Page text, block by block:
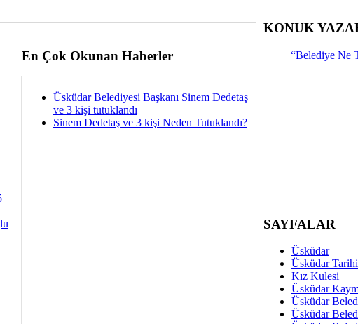
En Çok Okunan Haberler
Üsküdar Belediyesi Başkanı Sinem Dedetaş
ve 3 kişi tutuklandı
Sinem Dedetaş ve 3 kişi Neden Tutuklandı?
KONUK
“Belediye Ne
Dünya
SAYFALAR
Üsküdar
Üsküdar Tarihi
Kız Kulesi
Üsküdar
Üsküdar
Üsküdar